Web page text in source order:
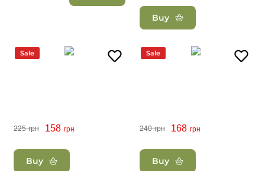
Buy
Sale
225 грн 158 грн
Buy
Sale
240 грн 168 грн
Buy